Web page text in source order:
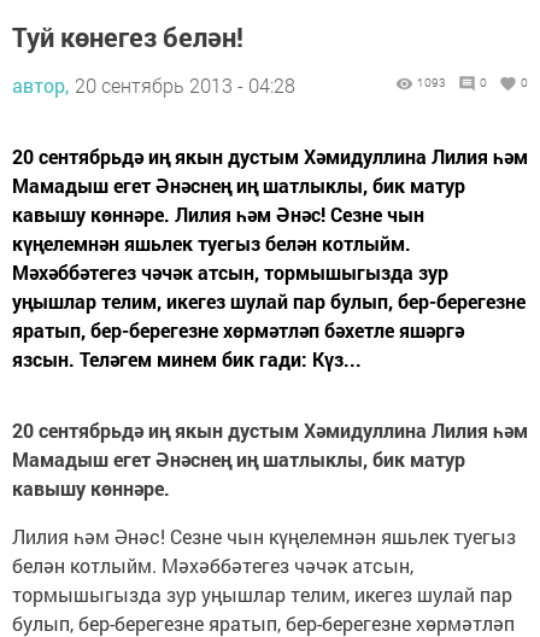
Туй көнегез белән!
автор, 20 сентябрь 2013 - 04:28 1093 0 0
20 сентябрьдә иң якын дустым Хәмидуллина Лилия һәм
Мамадыш егет Әнәснең иң шатлыклы, бик матур
кавышу көннәре. Лилия һәм Әнәс! Сезне чын
күңелемнән яшьлек туегыз белән котлыйм.
Мәхәббәтегез чәчәк атсын, тормышыгызда зур
уңышлар телим, икегез шулай пар булып, бер-берегезне
яратып, бер-берегезне хөрмәтләп бәхетле яшәргә
язсын. Теләгем минем бик гади: Күз...
20 сентябрьдә иң якын дустым Хәмидуллина Лилия һәм
Мамадыш егет Әнәснең иң шатлыклы, бик матур
кавышу көннәре.
Лилия һәм Әнәс! Сезне чын күңелемнән яшьлек туегыз
белән котлыйм. Мәхәббәтегез чәчәк атсын,
тормышыгызда зур уңышлар телим, икегез шулай пар
булып, бер-берегезне яратып, бер-берегезне хөрмәтләп